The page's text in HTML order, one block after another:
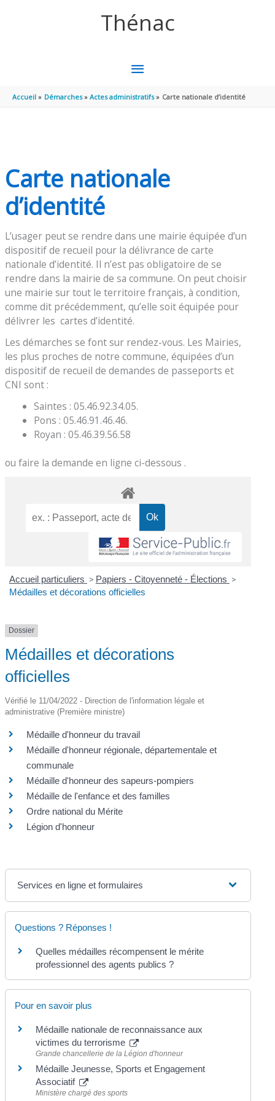
Thénac
MENU
PRINCIPAL
Accueil Démarches Actes administratifs Carte nationale d’identité
Carte nationale
d’identité
L’usager peut se rendre dans une mairie équipée d’un
dispositif de recueil pour la délivrance de carte
nationale d’identité. Il n’est pas obligatoire de se
rendre dans la mairie de sa commune. On peut choisir
une mairie sur tout le territoire français, à condition,
comme dit précédemment, qu’elle soit équipée pour
délivrer les cartes d’identité.
Les démarches se font sur rendez-vous. Les Mairies,
les plus proches de notre commune, équipées d’un
dispositif de recueil de demandes de passeports et
CNI sont :
Saintes : 05.46.92.34.05.
Pons : 05.46.91.46.46.
Royan : 05.46.39.56.58
ou faire la demande en ligne ci-dessous .
Accueil particuliers > Papiers - Citoyenneté - Élections >
Médailles et décorations officielles
Dossier
Médailles et décorations
officielles
Vérifié le 11/04/2022 - Direction de l'information légale et
administrative (Première ministre)
Médaille d'honneur du travail
Médaille d'honneur régionale, départementale et
communale
Médaille d'honneur des sapeurs-pompiers
Médaille de l'enfance et des familles
Ordre national du Mérite
Légion d'honneur
Services en ligne et formulaires
Questions ? Réponses !
Quelles médailles récompensent le mérite
professionnel des agents publics ?
Pour en savoir plus
Médaille nationale de reconnaissance aux
victimes du terrorisme
Grande chancellerie de la Légion d'honneur
Médaille Jeunesse, Sports et Engagement
Associatif
Ministère chargé des sports